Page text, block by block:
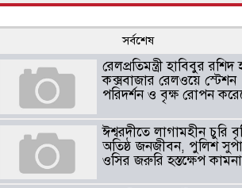
সর্বশেষ
রেলপ্রতিমন্ত্রী হাবিবুর রশিদ
কক্সবাজার রেলওয়ে স্টেশন
পরিদর্শন ও বৃক্ষ রোপন
ঈশ্বরদীতে লাগামহীন চুরি
অতিষ্ঠ জনজীবন, পুলিশ
ওসির জরুরি হস্তক্ষেপ কামনা ​